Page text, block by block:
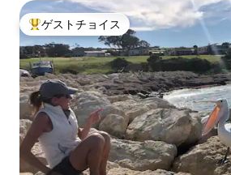
大好評のゲストチョイスです。
ゲストチョイス